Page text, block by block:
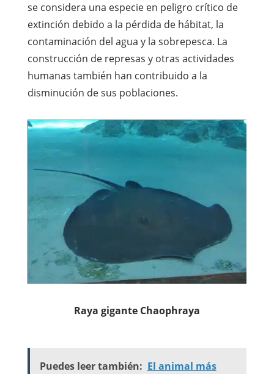
se considera una especie en peligro crítico de
extinción debido a la pérdida de hábitat, la
contaminación del agua y la sobrepesca. La
construcción de represas y otras actividades
humanas también han contribuido a la
disminución de sus poblaciones.
Raya gigante Chaophraya
Puedes leer también: El animal más